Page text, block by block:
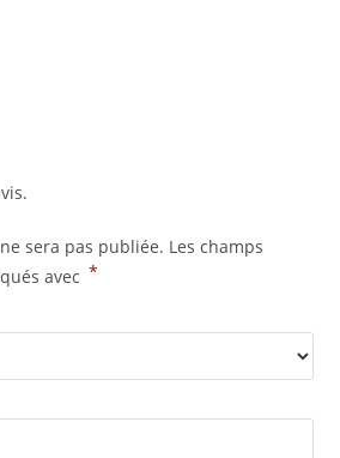
sera pas publiée. Les champs
avec *